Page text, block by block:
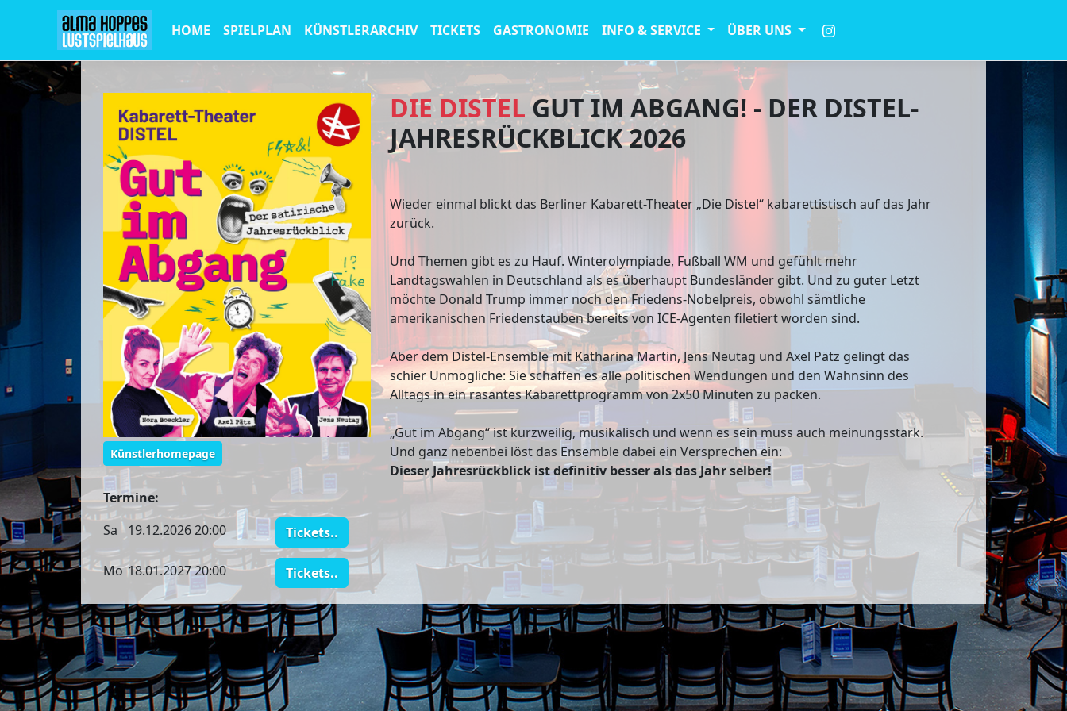
HOME SPIELPLAN KÜNSTLERARCHIV TICKETS GASTRONOMIE INFO & SERVICE ÜBER UNS
Künstlerhomepage
Termine:
Sa
19.12.2026 20:00 Tickets..
Mo 18.01.2027 20:00 Tickets..
DIE DISTELGUT IM ABGANG! - DER DISTEL-
JAHRESRÜCKBLICK 2026
Wieder einmal blickt das Berliner Kabarett-Theater „Die Distel“ kabarettistisch auf das Jahr
zurück.
Und Themen gibt es zu Hauf. Winterolympiade, Fußball WM und gefühlt mehr
Landtagswahlen in Deutschland als es überhaupt Bundesländer gibt. Und zu guter Letzt
möchte Donald Trump immer noch den Friedens-Nobelpreis, obwohl sämtliche
amerikanischen Friedenstauben bereits von ICE-Agenten filetiert worden sind.
Aber dem Distel-Ensemble mit Katharina Martin, Jens Neutag und Axel Pätz gelingt das
schier Unmögliche: Sie schaffen es alle politischen Wendungen und den Wahnsinn des
Alltags in ein rasantes Kabarettprogramm von 2x50 Minuten zu packen.
„Gut im Abgang“ ist kurzweilig, musikalisch und wenn es sein muss auch meinungsstark.
Und ganz nebenbei löst das Ensemble dabei ein Versprechen ein:
Dieser Jahresrückblick ist definitiv besser als das Jahr selber!